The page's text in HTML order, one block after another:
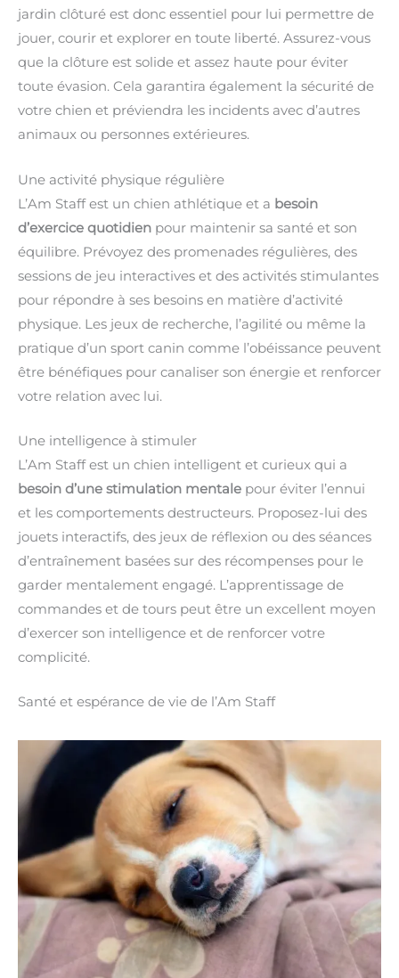
jardin clôturé est donc essentiel pour lui permettre de
jouer, courir et explorer en toute liberté. Assurez-vous
que la clôture est solide et assez haute pour éviter
toute évasion. Cela garantira également la sécurité de
votre chien et préviendra les incidents avec d’autres
animaux ou personnes extérieures.
Une activité physique régulière
L’Am Staff est un chien athlétique et a besoin
d’exercice quotidien pour maintenir sa santé et son
équilibre. Prévoyez des promenades régulières, des
sessions de jeu interactives et des activités stimulantes
pour répondre à ses besoins en matière d’activité
physique. Les jeux de recherche, l’agilité ou même la
pratique d’un sport canin comme l’obéissance peuvent
être bénéfiques pour canaliser son énergie et renforcer
votre relation avec lui.
Une intelligence à stimuler
L’Am Staff est un chien intelligent et curieux qui a
besoin d’une stimulation mentale pour éviter l’ennui
et les comportements destructeurs. Proposez-lui des
jouets interactifs, des jeux de réflexion ou des séances
d’entraînement basées sur des récompenses pour le
garder mentalement engagé. L’apprentissage de
commandes et de tours peut être un excellent moyen
d’exercer son intelligence et de renforcer votre
complicité.
Santé et espérance de vie de l’Am Staff